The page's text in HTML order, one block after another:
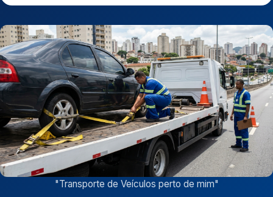
"Transporte de Veículos perto de mim"